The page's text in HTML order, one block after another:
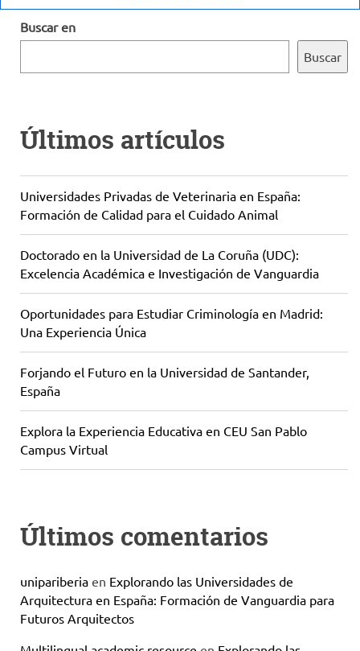
Buscar en
Buscar
Últimos artículos
Universidades Privadas de Veterinaria en España:
Formación de Calidad para el Cuidado Animal
Doctorado en la Universidad de La Coruña (UDC):
Excelencia Académica e Investigación de Vanguardia
Oportunidades para Estudiar Criminología en Madrid:
Una Experiencia Única
Forjando el Futuro en la Universidad de Santander,
España
Explora la Experiencia Educativa en CEU San Pablo
Campus Virtual
Últimos comentarios
unipariberia en Explorando las Universidades de
Arquitectura en España: Formación de Vanguardia para
Futuros Arquitectos